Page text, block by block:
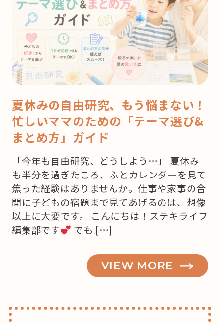
夏休みの自由研究、もう悩まない！
忙しいママのための「テーマ選び&
まとめ方」ガイド
「今年も自由研究、どうしよう…」 夏休み
も半分を過ぎたころ、ふとカレンダーを見て
焦った経験はありませんか。仕事や家事の合
間に子どもの宿題まで見てあげるのは、想像
以上に大変です。 こんにちは！ステキライフ
編集部です
でも […]
VIEW MORE